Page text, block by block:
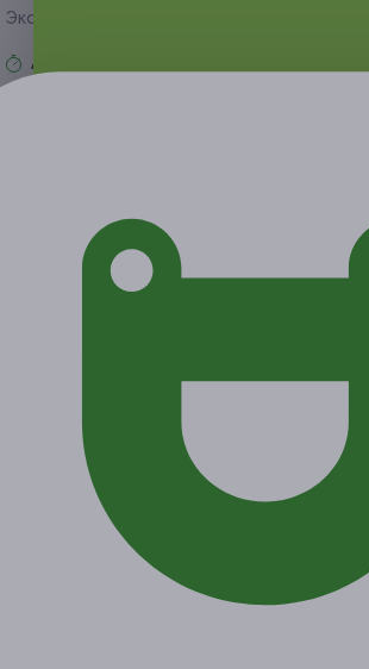
Экономия от 400 руб.
Акция завершена
Начало действия
27 февраля 2021 г.
распечатанном виде.
Один человек может купить
купонов для себя или в подарок.
Купон действует на следующие виды услуг:
— Скидка 50% на 1 процедуру RF-лифтинга